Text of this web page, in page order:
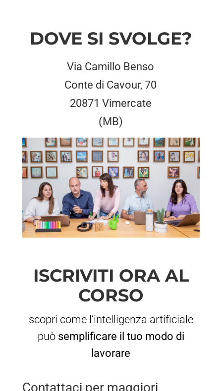
DOVE SI SVOLGE?
Via Camillo Benso
Conte di Cavour, 70
20871 Vimercate
(MB)
ISCRIVITI ORA AL
CORSO
scopri come l’intelligenza artificiale
può semplificare il tuo modo di
lavorare
Contattaci per maggiori